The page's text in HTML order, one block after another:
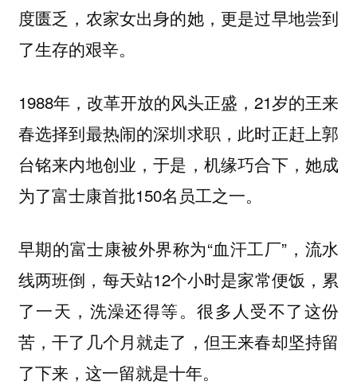
度匮乏，农家女出身的她，更是过早地尝到
了生存的艰辛。
1988年，改革开放的风头正盛，21岁的王来
春选择到最热闹的深圳求职，此时正赶上郭
台铭来内地创业，于是，机缘巧合下，她成
为了富士康首批150名员工之一。
早期的富士康被外界称为“血汗工厂”，流水
线两班倒，每天站12个小时是家常便饭，累
了一天，洗澡还得等。很多人受不了这份
苦，干了几个月就走了，但王来春却坚持留
了下来，这一留就是十年。